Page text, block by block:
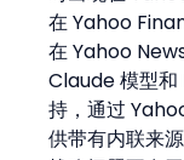
在 Yahoo
在 Yahoo
Claude 模型
持，通过
供带有内联来